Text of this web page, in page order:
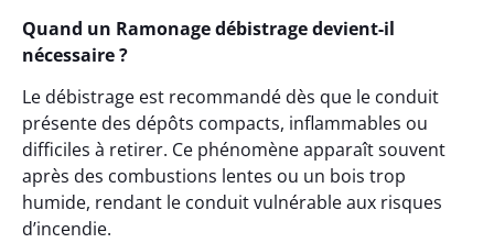
Quand un Ramonage débistrage devient-il
nécessaire ?
Le débistrage est recommandé dès que le conduit
présente des dépôts compacts, inflammables ou
difficiles à retirer. Ce phénomène apparaît souvent
après des combustions lentes ou un bois trop
humide, rendant le conduit vulnérable aux risques
d’incendie.